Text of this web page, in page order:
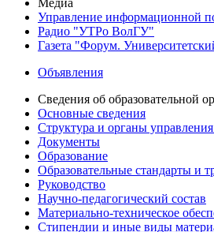
Медиа
Управление информационной
Радио "УТРо ВолГУ"
Газета "Форум.
Объявления
Сведения об образовательной
Основные сведения
Структура и органы
Документы
Образование
Образовательные стандарты и
Руководство
Научно-педагогический состав
Материально-техническое
Стипендии и иные виды